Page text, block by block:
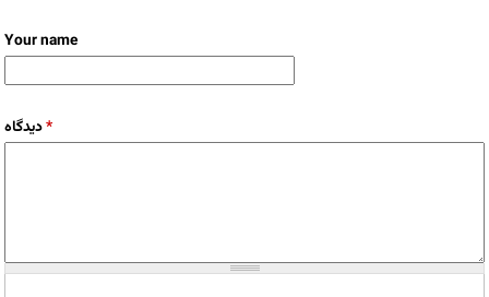
Your name
دیدگاه*